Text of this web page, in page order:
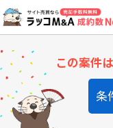
この案件
条